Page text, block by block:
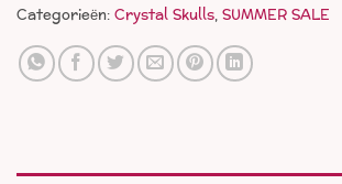
Categorieën:Crystal Skulls,SUMMER SALE